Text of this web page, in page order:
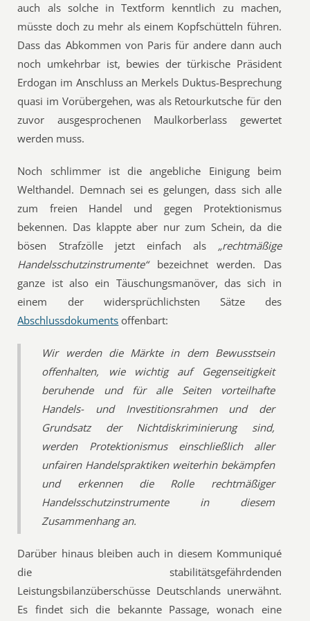
auch als solche in Textform kenntlich zu machen,
müsste doch zu mehr als einem Kopfschütteln führen.
Dass das Abkommen von Paris für andere dann auch
noch umkehrbar ist, bewies der türkische Präsident
Erdogan im Anschluss an Merkels Duktus-Besprechung
quasi im Vorübergehen, was als Retourkutsche für den
zuvor ausgesprochenen Maulkorberlass gewertet
werden muss.
Noch schlimmer ist die angebliche Einigung beim
Welthandel. Demnach sei es gelungen, dass sich alle
zum freien Handel und gegen Protektionismus
bekennen. Das klappte aber nur zum Schein, da die
bösen Strafzölle jetzt einfach als „rechtmäßige
Handelsschutzinstrumente“bezeichnet werden. Das
ganze ist also ein Täuschungsmanöver, das sich in
einem der widersprüchlichsten Sätze des
Abschlussdokuments offenbart:
Wir werden die Märkte in dem Bewusstsein
offenhalten, wie wichtig auf Gegenseitigkeit
beruhende und für alle Seiten vorteilhafte
Handels- und Investitionsrahmen und der
Grundsatz der Nichtdiskriminierung sind,
werden Protektionismus einschließlich aller
unfairen Handelspraktiken weiterhin bekämpfen
und erkennen die Rolle rechtmäßiger
Handelsschutzinstrumente in diesem
Zusammenhang an.
Darüber hinaus bleiben auch in diesem Kommuniqué
die stabilitätsgefährdenden
Leistungsbilanzüberschüsse Deutschlands unerwähnt.
Es findet sich die bekannte Passage, wonach eine